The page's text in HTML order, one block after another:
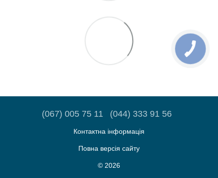
(067) 005 75 11 (044) 333 91 56
Контактна інформація
Повна версія сайту
© 2026